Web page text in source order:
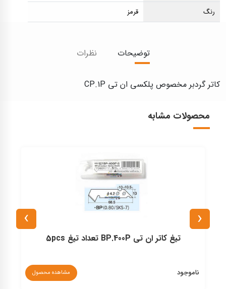
رنگ
قرمز
توضیحات نظرات
کاتر گردبر مخصوص پلکسی ان تی CP.1P
محصولات مشابه
تیغ کاتر ان تی BP.400P تعداد تیغ 5pcs
ناموجود مشاهده محصول
‹
›